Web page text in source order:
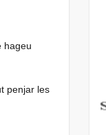
hageu
penjar les